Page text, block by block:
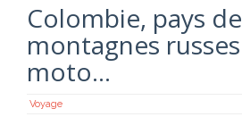
Colombie, pays
montagnes
moto…
Voyage